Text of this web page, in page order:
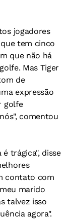
jogadores
tem cinco
que não há
Mas Tiger
de
expressão
golfe
comentou
trágica", disse
contato com
marido
talvez isso
agora".